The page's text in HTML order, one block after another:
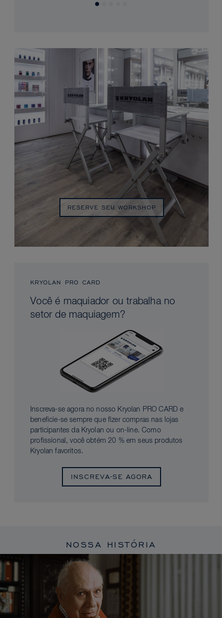
RESERVE SEU WORKSHOP
KRYOLAN PRO CARD
Você é maquiador ou trabalha no
setor de maquiagem?
Inscreva-se agora no nosso Kryolan PRO CARD e
beneficie-se sempre que fizer compras nas lojas
participantes da Kryolan ou on-line. Como
profissional, você obtém 20 % em seus produtos
Kryolan favoritos.
INSCREVA-SE AGORA
NOSSA HISTÓRIA